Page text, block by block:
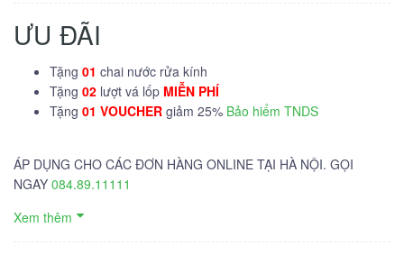
ƯU ĐÃI
Tặng 01 chai nước rửa kính
Tặng 02 lượt vá lốp MIỄN PHÍ
Tặng 01 VOUCHER giảm 25% Bảo hiểm TNDS
ÁP DỤNG CHO CÁC ĐƠN HÀNG ONLINE TẠI HÀ NỘI. GỌI
NGAY 084.89.11111
Xem thêm